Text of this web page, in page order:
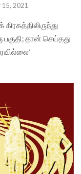
2021
தான் செய்தது